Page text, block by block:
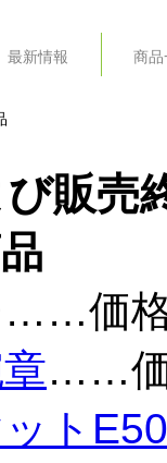
最新情報 商
販売
……価
……価
トE50